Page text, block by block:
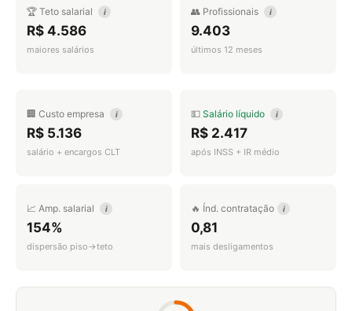
🏆 Teto salarial i
R$ 4.586
maiores salários
👥 Profissionais i
9.403
últimos 12 meses
🏢 Custo empresa i
R$ 5.136
salário + encargos CLT
💵 Salário líquido i
R$ 2.417
após INSS + IR médio
📈 Amp. salarial i
154%
dispersão piso→teto
🔥 Índ. contratação i
0,81
mais desligamentos